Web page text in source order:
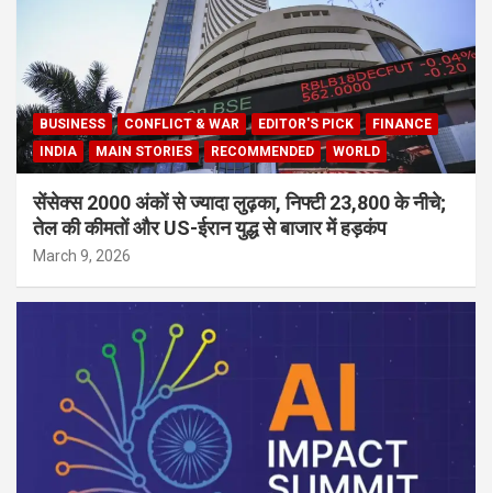
BUSINESS CONFLICT & WAR EDITOR'S PICK
FINANCE
INDIA
MAIN STORIES RECOMMENDED WORLD
सेंसेक्स 2000 अंकों से ज्यादा लुढ़का, निफ्टी 23,800 के नीचे;
तेल की कीमतों और US-ईरान युद्ध से बाजार में हड़कंप
March 9, 2026